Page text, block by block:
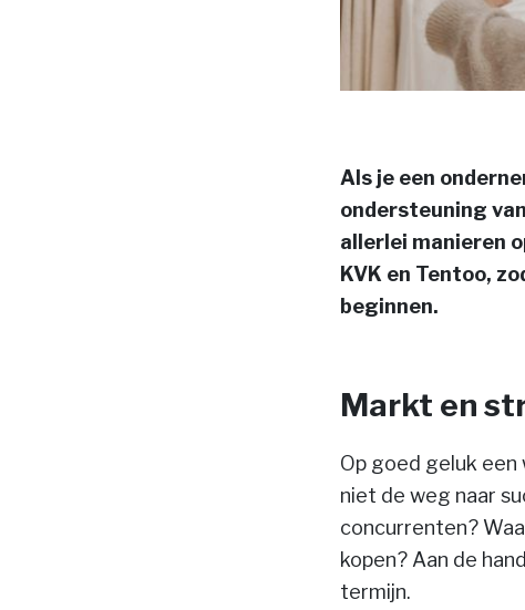
Als je een
ondersteuning
allerlei manieren
KVK en Tentoo,
beginnen.
Markt en
Op goed geluk een
niet de weg naar
concurrenten?
kopen? Aan de
termijn.